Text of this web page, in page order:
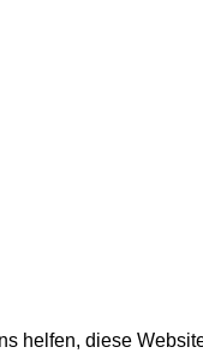
helfen, diese